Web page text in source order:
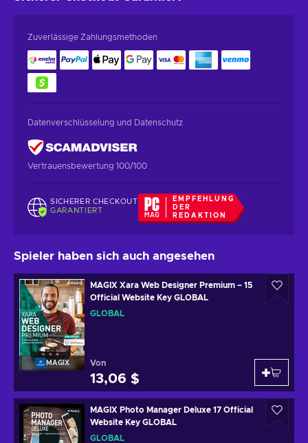
Zuverlässige Zahlungsmethoden
Datenverschlüsselung und Datenschutz
Vertrauensbewertung 100/100
SICHERER CHECKOUT
GARANTIERT
EMPFEHLUNG
DER
REDAKTION
Spieler haben sich auch angesehen
MAGIX
MAGIX Xara Web Designer Premium – 15
Official Website Key GLOBAL
GLOBAL
Von
13,06 $
MAGIX Photo Manager Deluxe 17 Official
Website Key GLOBAL
GLOBAL